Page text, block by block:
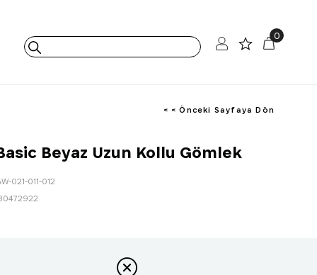
0
< < Önceki Sayfaya Dön
Beyaz Uzun Kollu Gömlek
021-011-012